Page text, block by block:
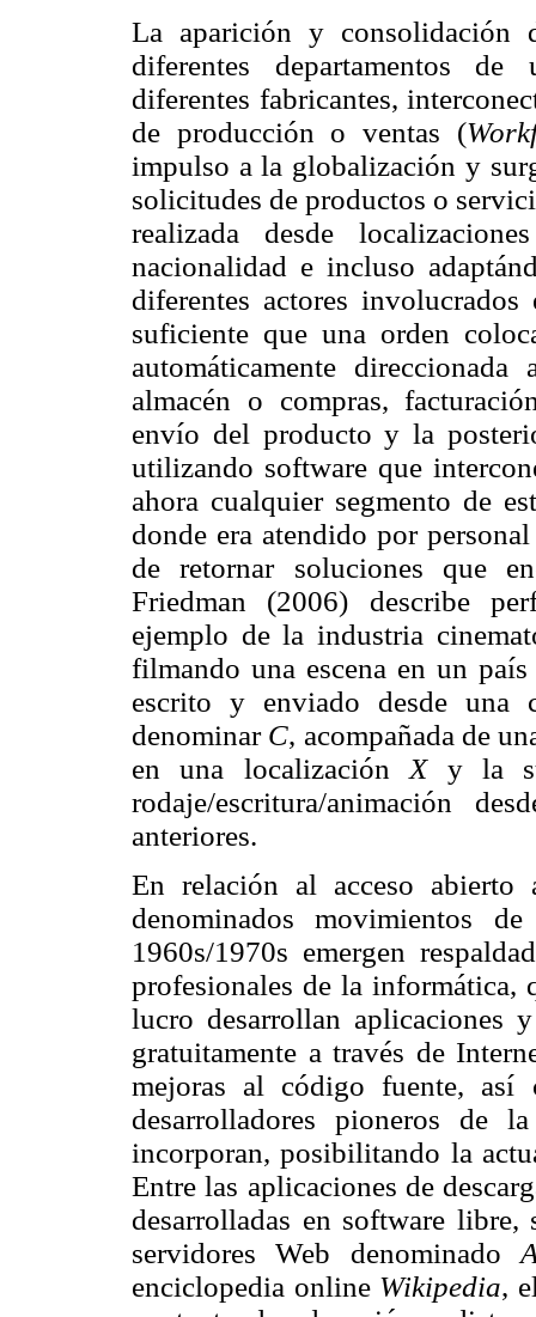
La aparición y consolidación
diferentes departamentos
diferentes fabricantes,
de producción o ventas (
impulso a la globalización y
solicitudes de productos o
realizada desde
nacionalidad e incluso
diferentes actores
suficiente que una orden
automáticamente
almacén o compras,
envío del producto y la
utilizando software que
ahora cualquier segmento de
donde era atendido por
de retornar soluciones que
Friedman (2006) describe
ejemplo de la industria
filmando una escena en un
escrito y enviado desde una
denominar C, acompañada de
en una localización Xy la
rodaje/escritura/animación
anteriores.
En relación al acceso
denominados movimientos
1960s/1970s emergen
profesionales de la informática,
lucro desarrollan aplicaciones
gratuitamente a través de
mejoras al código fuente, así
desarrolladores pioneros de
incorporan, posibilitando la
Entre las aplicaciones de
desarrolladas en software
servidores Web denominado
enciclopedia online Wikipedia,